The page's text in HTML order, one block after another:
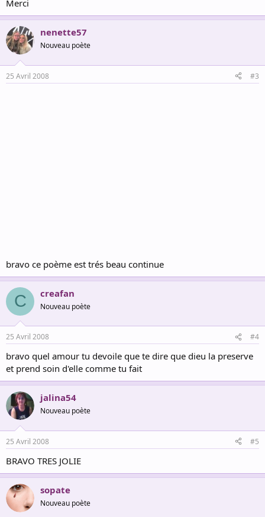
Merci
nenette57
Nouveau poète
25 Avril 2008 #3
bravo ce poème est trés beau continue
C creafan
Nouveau poète
25 Avril 2008 #4
bravo quel amour tu devoile que te dire que dieu la preserve
et prend soin d'elle comme tu fait
jalina54
Nouveau poète
25 Avril 2008 #5
BRAVO TRES JOLIE
sopate
Nouveau poète